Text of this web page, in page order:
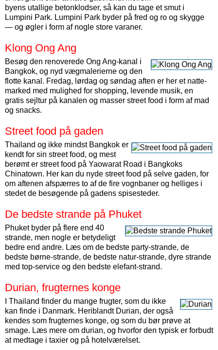
byens utallige beton­klodser, så kan du tage et smut i
Lumpini Park. Lumpini Park byder på fred og ro og skygge
— og øgler i form af nogle store varaner.
Klong Ong Ang
Besøg den renoverede Ong Ang-kanal i
Bangkok, og nyd væg­malerierne og den
flotte kanal. Fredag, lørdag og søndag aften er her et natte­
marked med mulighed for shopping, levende musik, en
gratis sejltur på kanalen og masser street food i form af mad
og snacks.
Street food på gaden
Thailand og ikke mindst Bangkok er
kendt for sin street food, og mest
berømt er street food på Yaowarat Road i Bangkoks
Chinatown. Her kan du nyde street food på selve gaden, for
om aftenen afspærres to af de fire vognbaner og helliges i
stedet de besøgende på gadens spisesteder.
De bedste strande på Phuket
Phuket byder på flere end 40
strande, men nogle er betydeligt
bedre end andre. Læs om de bedste party-strande, de
bedste børne-strande, de bedste natur-strande, dyre strande
med top-service og den bedste elefant-strand.
Durian, frugternes konge
I Thailand finder du mange frugter, som du ikke
kan finde i Danmark. Heriblandt Durian, der også
kendes som frugternes konge, og som du bør prøve at
smage. Læs mere om durian, og hvorfor den typisk er forbudt
at medtage i taxier og på hotelværelset.